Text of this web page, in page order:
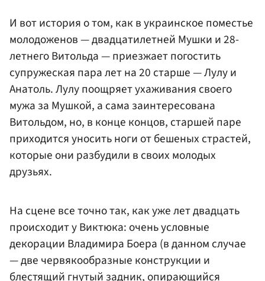
И вот история о том, как в украинское поместье
молодоженов — двадцатилетней Мушки и 28-
летнего Витольда — приезжает погостить
супружеская пара лет на 20 старше — Лулу и
Анатоль. Лулу поощряет ухаживания своего
мужа за Мушкой, а сама заинтересована
Витольдом, но, в конце концов, старшей паре
приходится уносить ноги от бешеных страстей,
которые они разбудили в своих молодых
друзьях.
На сцене все точно так, как уже лет двадцать
происходит у Виктюка: очень условные
декорации Владимира Боера (в данном случае
— две червякообразные конструкции и
блестящий гнутый задник, опирающийся